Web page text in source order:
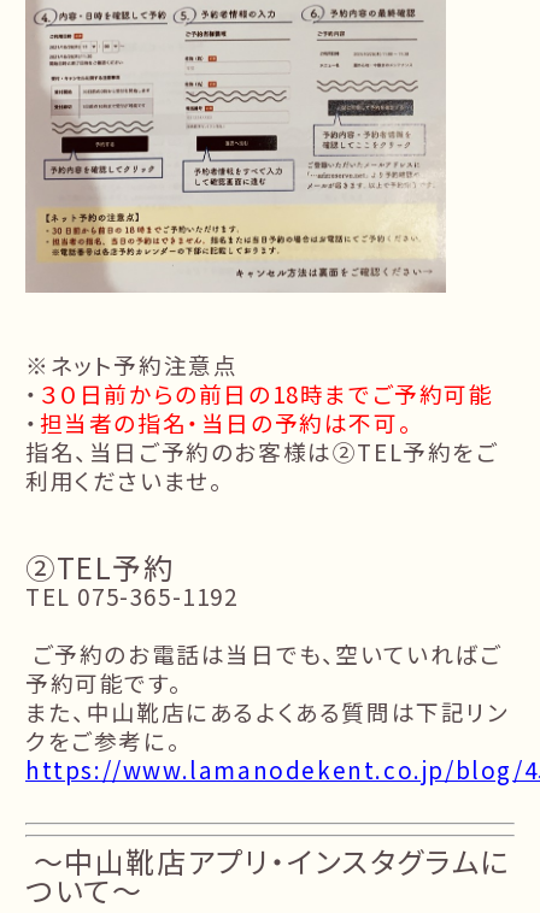
※ネット予約注意点
・ ３０日前からの前日の18時までご予約可能
・担当者の指名・当日の予約は不可。
指名、当日ご予約のお客様は②TEL予約をご
利用くださいませ。
②TEL予約
TEL 075-365-1192
ご予約のお電話は当日でも、空いていればご
予約可能です。
また、中山靴店にあるよくある質問は下記リン
クをご参考に。
https://www.lamanodekent.co.jp/blog/
～中山靴店アプリ・インスタグラムに
ついて～